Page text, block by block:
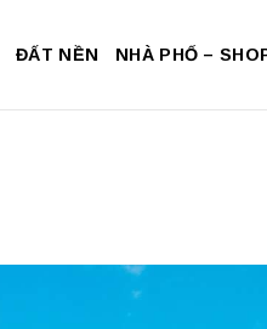
ĐẤT NỀN NHÀ PHỐ –